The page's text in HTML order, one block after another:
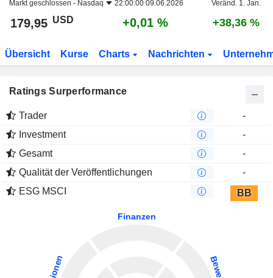
Markt geschlossen - Nasdaq 22:00:00 09.06.2026 Veränd. 1. Jan.
179,95 USD +0,01 % +38,36 %
Übersicht Kurse Charts Nachrichten
Ratings Surperformance
Trader
-
Investment
-
Gesamt
-
Qualität der Veröffentlichungen
-
ESG MSCI
BB